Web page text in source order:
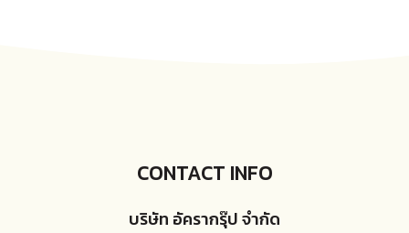
CONTACT INFO
บริษัท อัครากรุ๊ป จำกัด